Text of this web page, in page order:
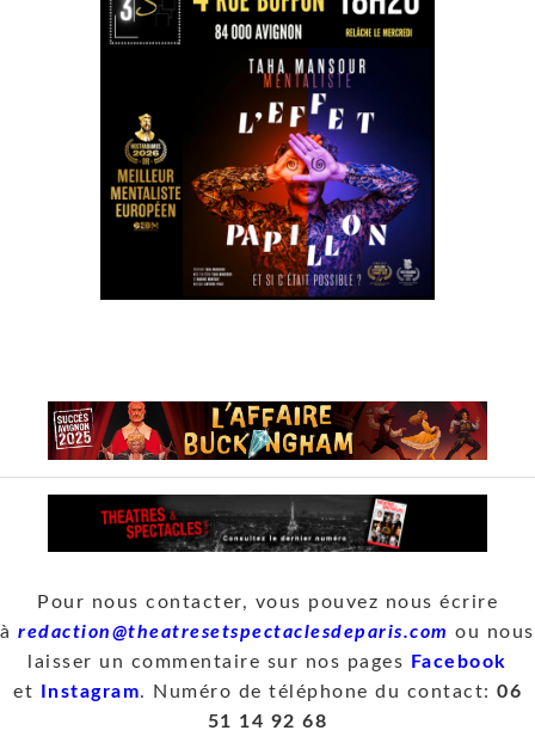
Pour nous contacter, vous pouvez nous écrire
àredaction@theatresetspectaclesdeparis.com ou nous
laisser un commentaire sur nos pages
Facebook
et Instagram. Numéro de téléphone du contact: 06
51 14 92 68